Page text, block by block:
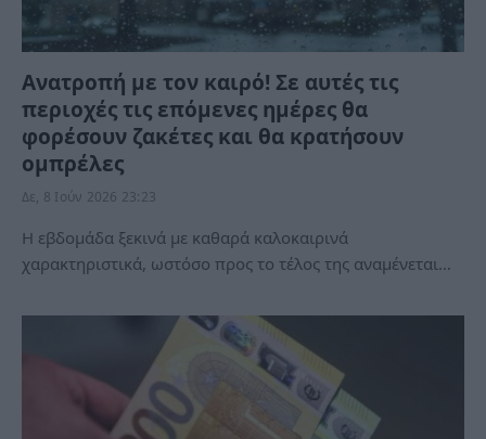
Ανατροπή με τον καιρό! Σε αυτές τις
περιοχές τις επόμενες ημέρες θα
φορέσουν ζακέτες και θα κρατήσουν
ομπρέλες
Δε, 8 Ιούν 2026 23:23
Η εβδομάδα ξεκινά με καθαρά καλοκαιρινά
χαρακτηριστικά, ωστόσο προς το τέλος της αναμένεται…